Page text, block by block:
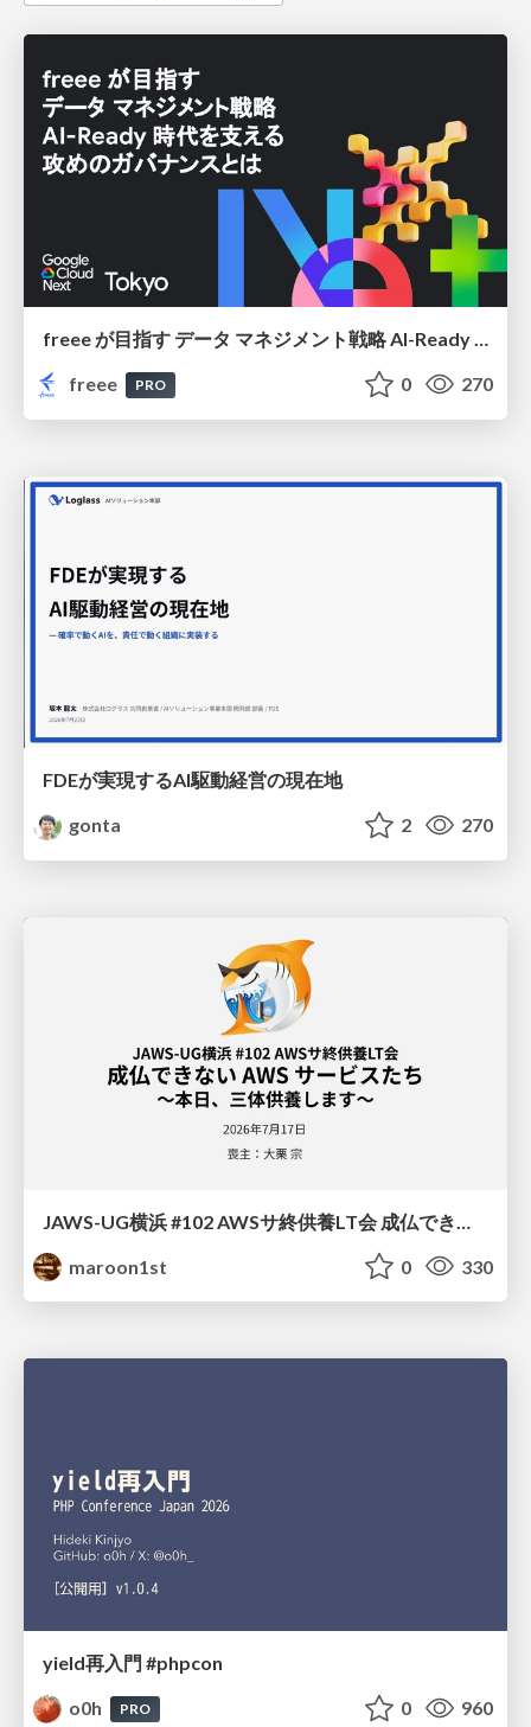
freee
PRO 0 270
FDEが実現するAI駆動経営の現在地
gonta
2 270
maroon1st
0 330
yield再入門 #phpcon
o0h
PRO 0 960